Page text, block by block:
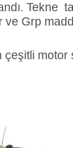
Tekne
Grp
çeşitli